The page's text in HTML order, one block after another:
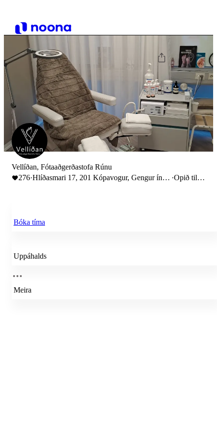
Vellíðan, Fótaaðgerðastofa Rúnu
276·Hlíðasmari 17, 201 Kópavogur, Gengur ínn
·Opið til
Bóka tíma
Uppáhalds
Meira